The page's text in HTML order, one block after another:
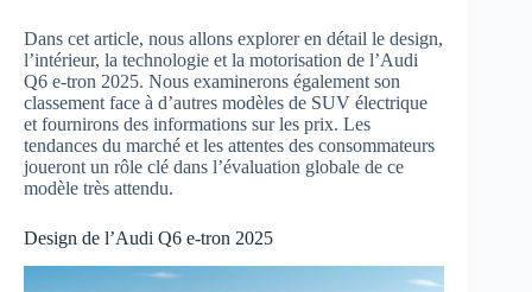
Dans cet article, nous allons explorer en détail le design,
l’intérieur, la technologie et la motorisation de l’Audi
Q6 e-tron 2025. Nous examinerons également son
classement face à d’autres modèles de SUV électrique
et fournirons des informations sur les prix. Les
tendances du marché et les attentes des consommateurs
joueront un rôle clé dans l’évaluation globale de ce
modèle très attendu.
Design de l’Audi Q6 e-tron 2025